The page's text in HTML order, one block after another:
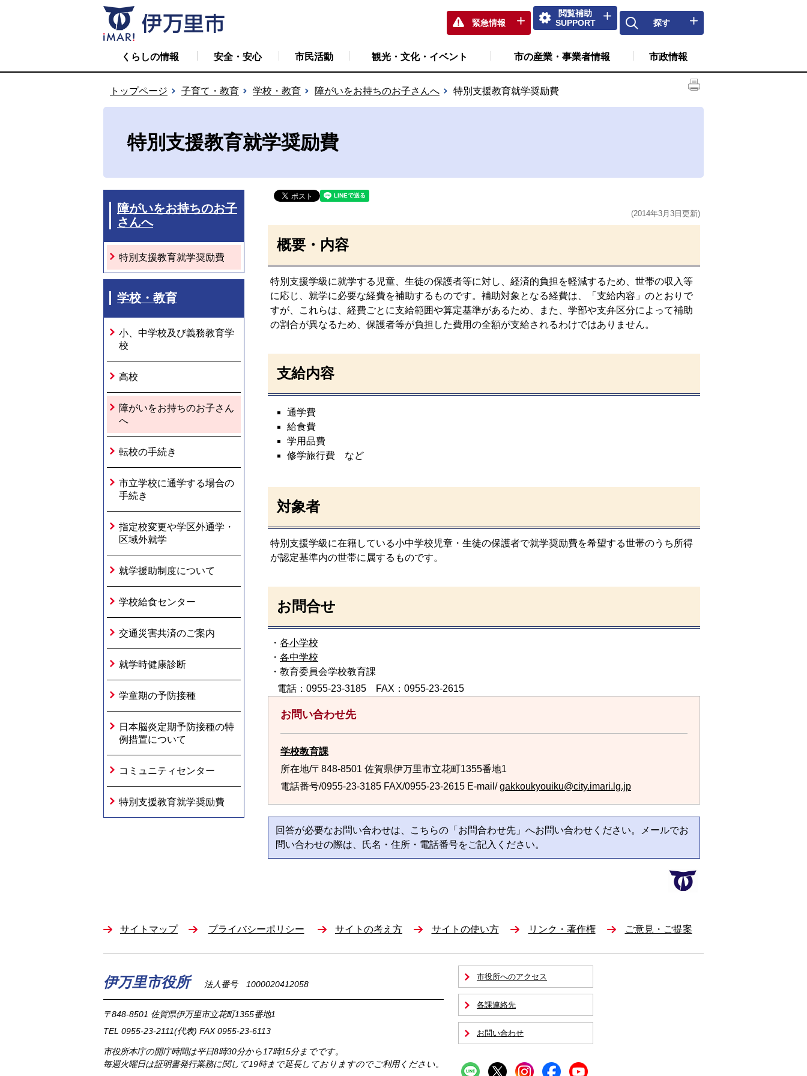
緊急情報
閲覧補助
SUPPORT
探す
くらしの情報 安全・安心 市民活動 観光・文化・イベント 市の産業・事業者情報 市政情報
トップページ 子育て・教育 学校・教育 障がいをお持ちのお子さんへ 特別支援教育就学奨励費
特別支援教育就学奨励費
障がいをお持ちのお子
さんへ
特別支援教育就学奨励費
学校・教育
小、中学校及び義務教育学
校
高校
障がいをお持ちのお子さん
へ
転校の手続き
市立学校に通学する場合の
手続き
指定校変更や学区外通学・
区域外就学
就学援助制度について
学校給食センター
交通災害共済のご案内
就学時健康診断
学童期の予防接種
日本脳炎定期予防接種の特
例措置について
コミュニティセンター
特別支援教育就学奨励費
(2014年3月3日更新)
概要・内容
特別支援学級に就学する児童、生徒の保護者等に対し、経済的負担を軽減するため、世帯の収入等
に応じ、就学に必要な経費を補助するものです。補助対象となる経費は、「支給内容」のとおりで
すが、これらは、経費ごとに支給範囲や算定基準があるため、また、学部や支弁区分によって補助
の割合が異なるため、保護者等が負担した費用の全額が支給されるわけではありません。
支給内容
通学費
給食費
学用品費
修学旅行費 など
対象者
特別支援学級に在籍している小中学校児章・生徒の保護者で就学奨励費を希望する世帯のうち所得
が認定基準内の世帯に属するものです。
お問合せ
・ 各小学校
・ 各中学校
・教育委員会学校教育課
電話：0955-23-3185 FAX：0955-23-2615
お問い合わせ先
学校教育課
所在地/〒848-8501 佐賀県伊万里市立花町1355番地1
電話番号/0955-23-3185 FAX/0955-23-2615 E-mail/gakkoukyouiku@city.imari.lg.jp
回答が必要なお問い合わせは、こちらの「お問合わせ先」へお問い合わせください。メールでお
問い合わせの際は、氏名・住所・電話番号をご記入ください。
サイトマップ プライバシーポリシー サイトの考え方 サイトの使い方 リンク・著作権 ご意見・ご提案
伊万里市役所 法人番号 1000020412058
〒848-8501 佐賀県伊万里市立花町1355番地1
TEL 0955-23-2111(代表) FAX 0955-23-6113
市役所本庁の開庁時間は平日8時30分から17時15分までです。
毎週火曜日は証明書発行業務に関して19時まで延長しておりますのでご利用ください。
市役所へのアクセス
各課連絡先
お問い合わせ